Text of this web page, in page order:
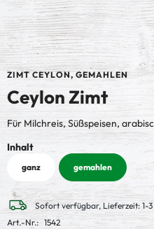
ZIMT CEYLON, GEMAHLEN
Ceylon Zimt
Für Milchreis, Süßspeisen,
Inhaltauswählen
ganz gemahlen
Sofort verfügbar, Lieferzeit: 1-3
Art.-Nr.: 1542